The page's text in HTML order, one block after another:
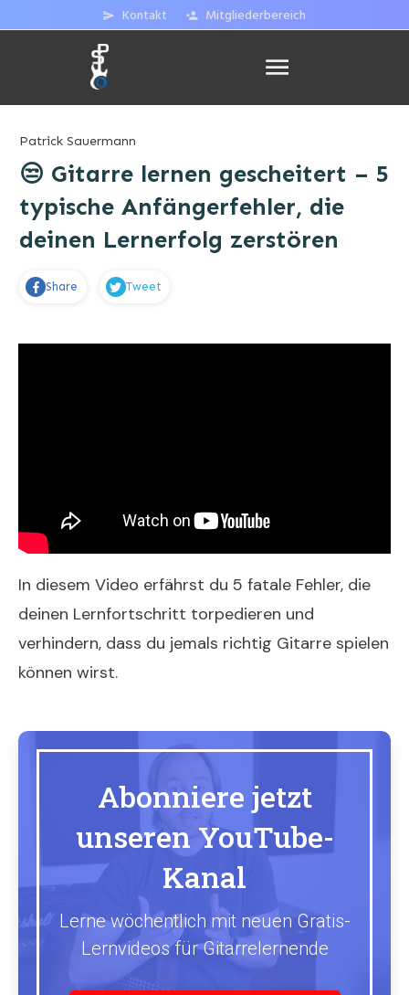
Kontakt Mitgliederbereich
Patrick Sauermann
😒 Gitarre lernen gescheitert – 5
typische Anfängerfehler, die
deinen Lernerfolg zerstören
Share Tweet
In diesem Video erfährst du 5 fatale Fehler, die
deinen Lernfortschritt torpedieren und
verhindern, dass du jemals richtig Gitarre spielen
können wirst.
Abonniere jetzt
unseren YouTube-
Kanal
Lerne wöchentlich mit neuen Gratis-
Lernvideos für Gitarrelernende